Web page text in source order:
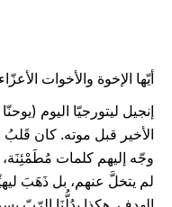
أيّها الإخوة والأخوات
الأخير قبل موته. كان
وجّه إليهم كلمات مُطَمْئِنَة،
لم يتخلَّ عنهم، بل ذَهَبَ